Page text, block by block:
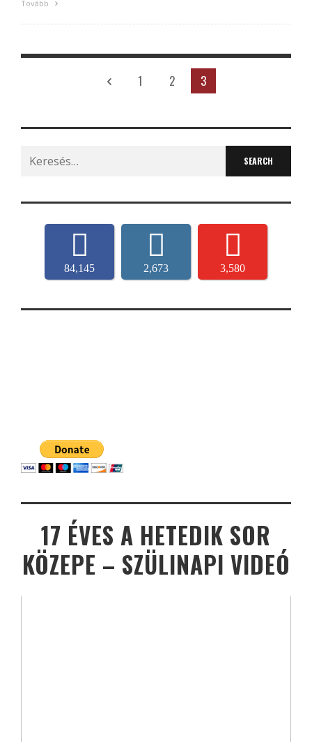
Tovább
1 2 3
Search
for:
84,145 2,673 3,580
17 ÉVES A HETEDIK SOR
KÖZEPE – SZÜLINAPI VIDEÓ